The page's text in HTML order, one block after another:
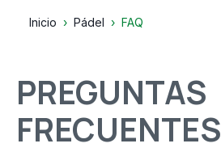
Inicio Pádel FAQ
PREGUNTAS
FRECUENTES